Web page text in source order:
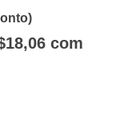
com